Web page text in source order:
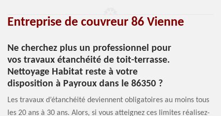
Entreprise de couvreur 86 Vienne
Ne cherchez plus un professionnel pour
vos travaux étanchéité de toit-terrasse.
Nettoyage Habitat reste à votre
disposition à Payroux dans le 86350 ?
Les travaux d’étanchéité deviennent obligatoires au moins tous
les 20 ans à 30 ans. Alors, si vous atteignez ces limites réalisez-